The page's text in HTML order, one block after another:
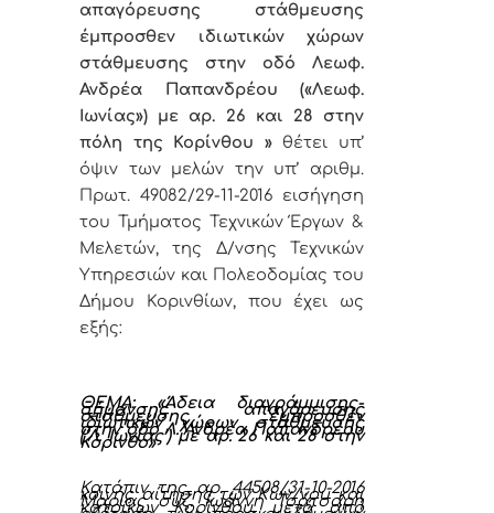
απαγόρευσης στάθμευσης
έμπροσθεν ιδιωτικών χώρων
στάθμευσης στην οδό Λεωφ.
Ανδρέα Παπανδρέου («Λεωφ.
Ιωνίας») με αρ. 26 και 28 στην
πόλη της Κορίνθου » θέτει υπ’
όψιν των μελών την υπ’ αριθμ.
Πρωτ. 49082/29-11-2016 εισήγηση
του Τμήματος Τεχνικών Έργων &
Μελετών, της Δ/νσης Τεχνικών
Υπηρεσιών και Πολεοδομίας του
Δήμου Κορινθίων, που έχει ως
εξής:
ΘΕΜΑ:«Άδεια διαγράμμισης-
σήμανσης απαγόρευσης
στάθμευσης έμπροσθεν
ιδιωτικών χώρων στάθμευσης
στην οδό Λ. Ανδρέα Παπανδρέου
(‘Λ. Ιωνίας’) με αρ. 26 και 28 στην
Κόρινθο»
Κατόπιν της αρ. 44508/31-10-2016
κοινής αίτησης των Κων/νου και
Μαρίας συζ. Ιωάννη Τσάτσαρη
κατοίκων Κορίνθου, μετά από